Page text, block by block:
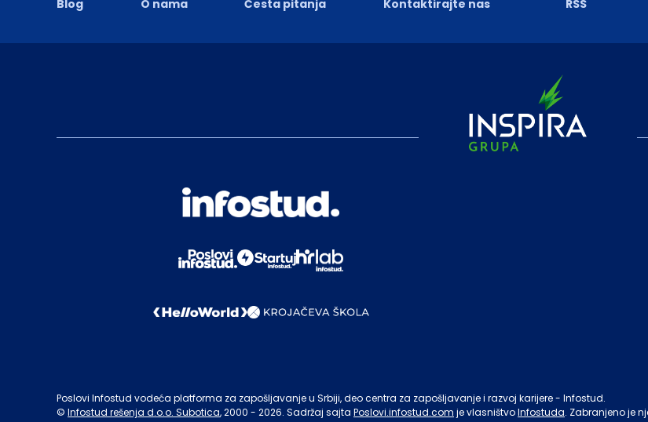
Blog O nama Česta pitanja Kontaktirajte nas RSS
Poslovi Infostud vodeća platforma za zapošljavanje u Srbiji, deo centra za zapošljavanje i razvoj karijere - Infostud.
© Infostud rešenja d.o.o. Subotica, 2000 - 2026. Sadržaj sajta Poslovi.infostud.com je vlasništvoInfostuda. Zabranjeno je